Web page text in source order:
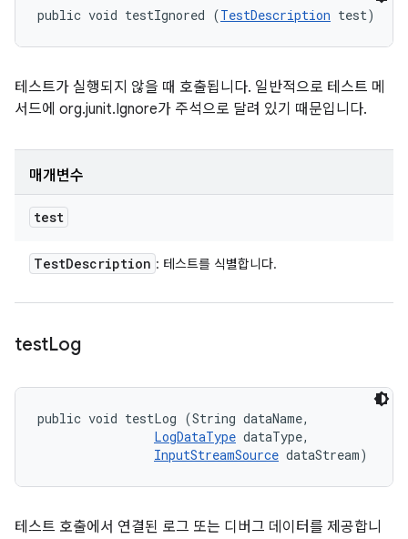
public void testIgnored (TestDescription test)
테스트가 실행되지 않을 때 호출됩니다. 일반적으로 테스트 메
서드에 org.junit.Ignore가 주석으로 달려 있기 때문입니다.
매개변수
test
TestDescription : 테스트를 식별합니다.
testLog
public void testLog (String dataName,
LogDataType dataType,
InputStreamSource dataStream)
테스트 호출에서 연결된 로그 또는 디버그 데이터를 제공합니